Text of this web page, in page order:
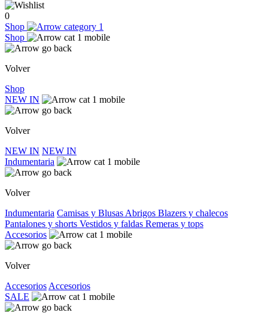
0
Shop
Shop
Volver
Shop
NEW IN
Volver
NEW IN NEW IN
Indumentaria
Volver
Indumentaria Camisas y Blusas Abrigos Blazers y chalecos
Pantalones y shorts Vestidos y faldas Remeras y tops
Accesorios
Volver
Accesorios Accesorios
SALE